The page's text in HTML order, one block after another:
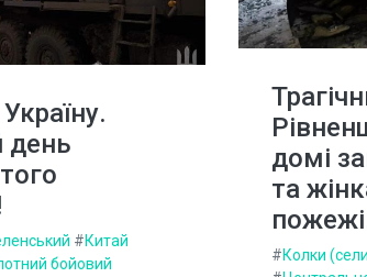
день
#Китай
бойовий
домі
та
#Колки